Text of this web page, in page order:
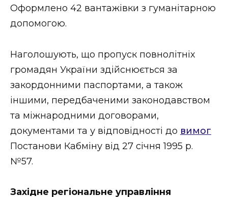
Оформлено 42 вантажівки з гуманітарною
допомогою.
Наголошують, що пропуск повнолітніх
громадян України здійснюється за
закордонними паспортами, а також
іншими, передбаченими законодавством
та міжнародними договорами,
документами та у відповідності до вимог
Постанови Кабміну від 27 січня 1995 р.
№57.
Західне регіональне управління